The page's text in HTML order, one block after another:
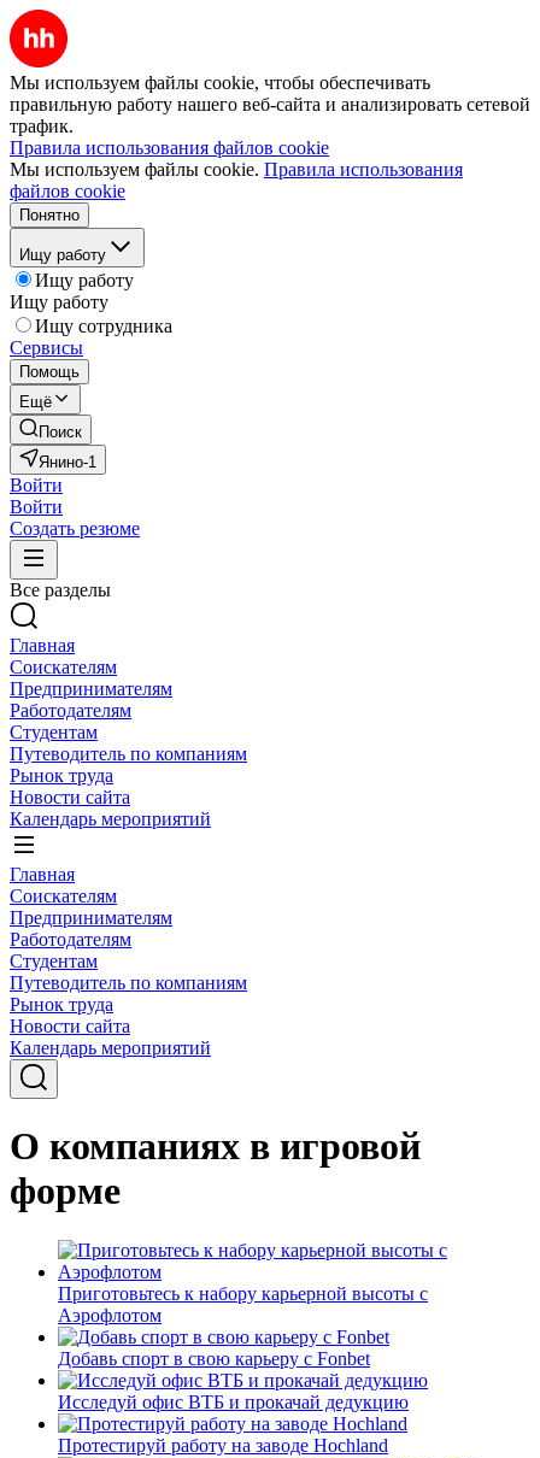
Мы используем файлы cookie, чтобы обеспечивать
правильную работу нашего веб-сайта и анализировать сетевой
трафик.
Правила использования файлов cookie
Мы используем файлы cookie. Правила использования
файлов cookie
Понятно
Ищу работу
Ищу работу
Ищу работу
Ищу сотрудника
Сервисы
Помощь
Ещё
Поиск
Янино-1
Войти
Войти
Создать резюме
Все разделы
Главная
Соискателям
Предпринимателям
Работодателям
Студентам
Путеводитель по компаниям
Рынок труда
Новости сайта
Календарь мероприятий
Главная
Соискателям
Предпринимателям
Работодателям
Студентам
Путеводитель по компаниям
Рынок труда
Новости сайта
Календарь мероприятий
О компаниях в игровой
форме
Приготовьтесь к набору карьерной высоты с
Аэрофлотом
Добавь спорт в свою карьеру с Fonbet
Исследуй офис ВТБ и прокачай дедукцию
Протестируй работу на заводе Hochland